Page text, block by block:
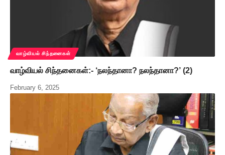
வாழ்வியல் சிந்தனைகள்
வாழ்வியல் சிந்தனைகள்:- ‘நலந்தானா? நலந்தானா?’ (2)
February 6, 2025